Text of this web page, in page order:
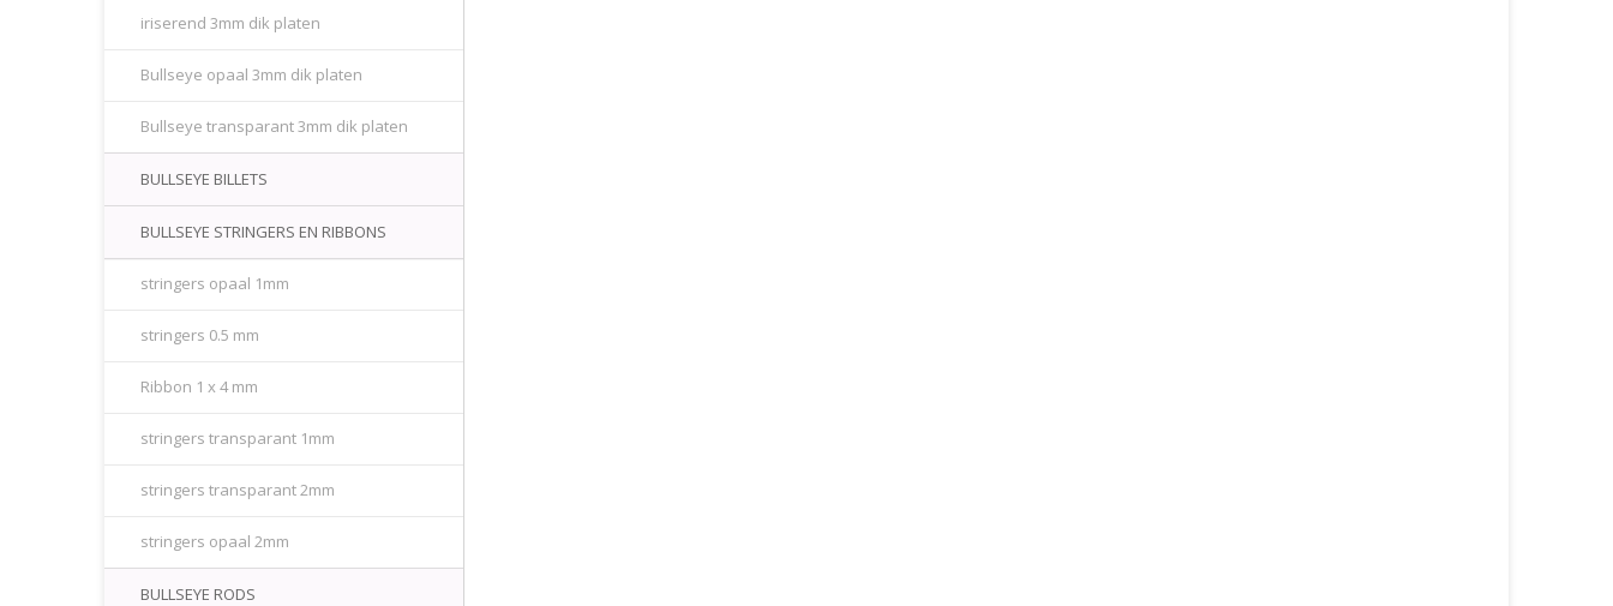
iriserend 3mm dik platen
Bullseye opaal 3mm dik platen
Bullseye transparant 3mm dik platen
BULLSEYE BILLETS
BULLSEYE STRINGERS EN RIBBONS
stringers opaal 1mm
stringers 0.5 mm
Ribbon 1 x 4 mm
stringers transparant 1mm
stringers transparant 2mm
stringers opaal 2mm
BULLSEYE RODS